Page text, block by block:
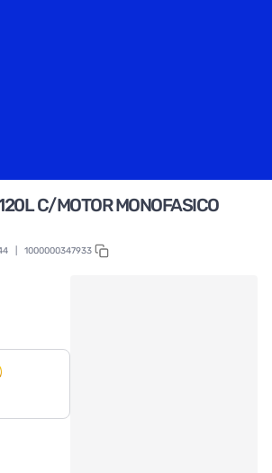
C/MOTOR MONOFASICO
1000000347933